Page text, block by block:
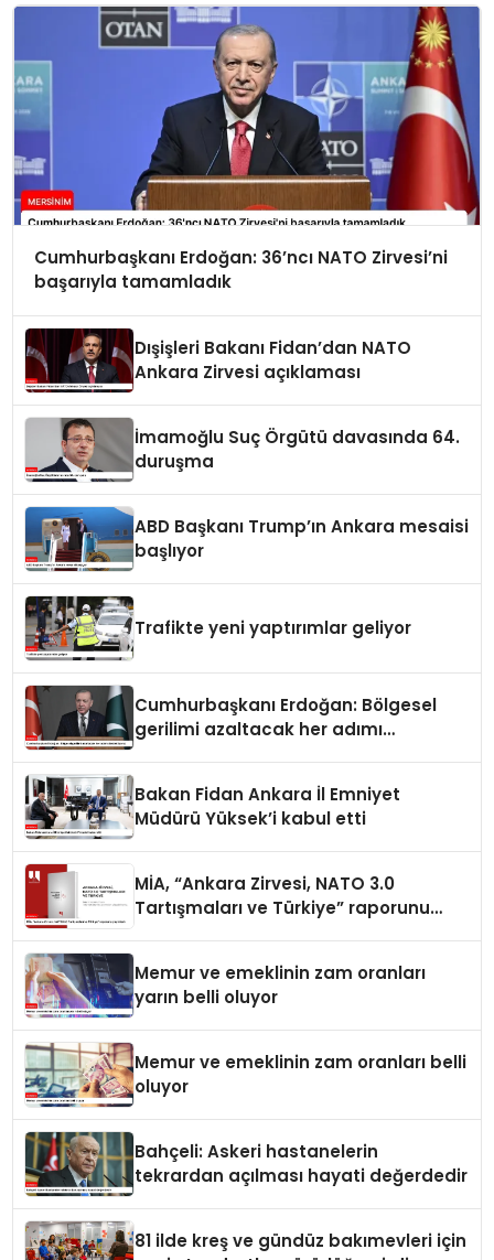
Cumhurbaşkanı Erdoğan: 36’ncı NATO Zirvesi’ni
başarıyla tamamladık
Dışişleri Bakanı Fidan’dan NATO
Ankara Zirvesi açıklaması
İmamoğlu Suç Örgütü davasında 64.
duruşma
ABD Başkanı Trump’ın Ankara mesaisi
başlıyor
Trafikte yeni yaptırımlar geliyor
Cumhurbaşkanı Erdoğan: Bölgesel
gerilimi azaltacak her adımı
Bakan Fidan Ankara İl Emniyet
Müdürü Yüksek’i kabul etti
MİA, “Ankara Zirvesi, NATO 3.0
Tartışmaları ve Türkiye” raporunu
Memur ve emeklinin zam oranları
yarın belli oluyor
Memur ve emeklinin zam oranları belli
oluyor
Bahçeli: Askeri hastanelerin
tekrardan açılması hayati değerdedir
81 ilde kreş ve gündüz bakımevleri için